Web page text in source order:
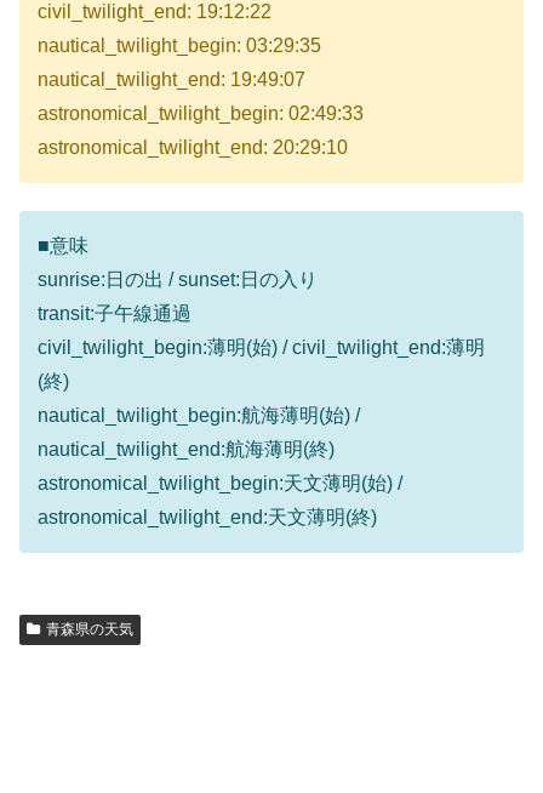
civil_twilight_end: 19:12:22
nautical_twilight_begin: 03:29:35
nautical_twilight_end: 19:49:07
astronomical_twilight_begin: 02:49:33
astronomical_twilight_end: 20:29:10
■意味
sunrise:日の出 / sunset:日の入り
transit:子午線通過
civil_twilight_begin:薄明(始) / civil_twilight_end:薄明
(終)
nautical_twilight_begin:航海薄明(始) /
nautical_twilight_end:航海薄明(終)
astronomical_twilight_begin:天文薄明(始) /
astronomical_twilight_end:天文薄明(終)
青森県の天気